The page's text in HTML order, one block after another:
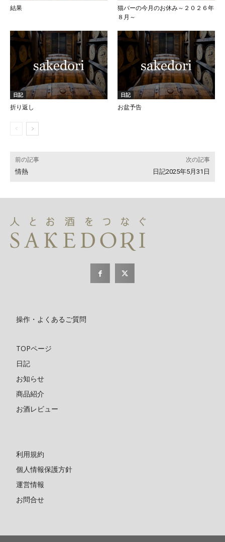
結果
猫バーの今月のお休み～２０２６年
８月～
日記
折り返し
日記
お盆予告
前の記事
情熱
次の記事
日記2025年5月31日
操作・よくあるご質問
TOPページ
日記
お知らせ
商品紹介
お酒レビュー
利用規約
個人情報保護方針
運営情報
お問合せ